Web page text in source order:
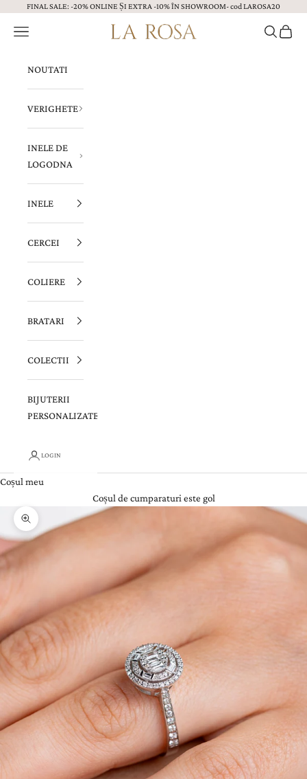
Sari la continut
FINAL SALE: -20% ONLINE ȘI EXTRA -10% ÎN SHOWROOM- cod LAROSA20
Bijuterii LA ROSA
Menu CautăCoș
NOUTATI
VERIGHETE
INELE DE
LOGODNA
INELE
CERCEI
COLIERE
BRATARI
COLECTII
BIJUTERII
PERSONALIZATE
LOGIN
Coșul meu
Coșul de cumparaturi este gol
Zoom